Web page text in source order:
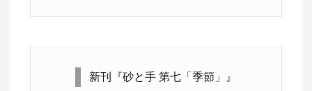
新刊『砂と手 第七「季節」』